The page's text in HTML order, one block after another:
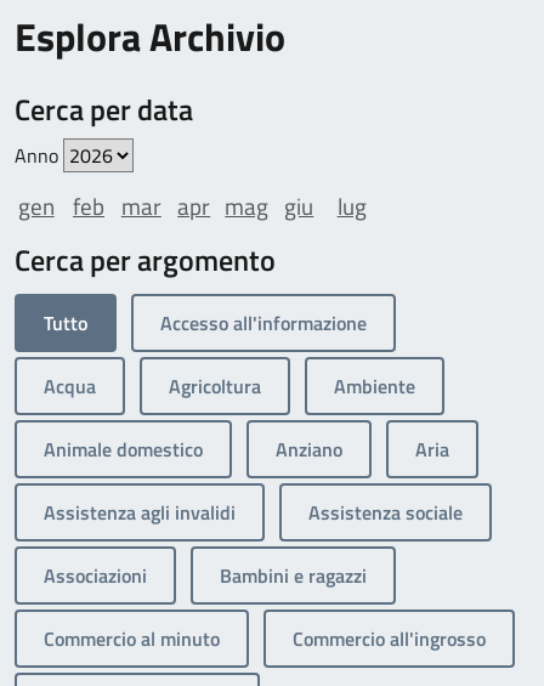
Esplora Archivio
Cerca per data
Anno
gen feb mar apr mag giu lug
Cerca per argomento
Tutto Accesso all'informazione
Acqua Agricoltura Ambiente
Animale domestico Anziano Aria
Assistenza agli invalidi Assistenza sociale
Associazioni Bambini e ragazzi
Commercio al minuto Commercio all'ingrosso